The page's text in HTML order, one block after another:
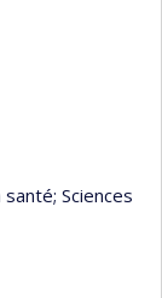
santé; Sciences